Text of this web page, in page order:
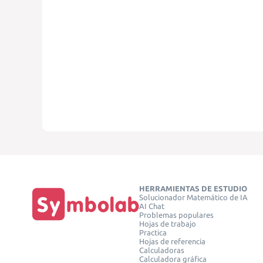
HERRAMIENTAS DE ESTUDIO
Solucionador Matemático de IA
AI Chat
Problemas populares
Hojas de trabajo
Practica
Hojas de referencia
Calculadoras
Calculadora gráfica